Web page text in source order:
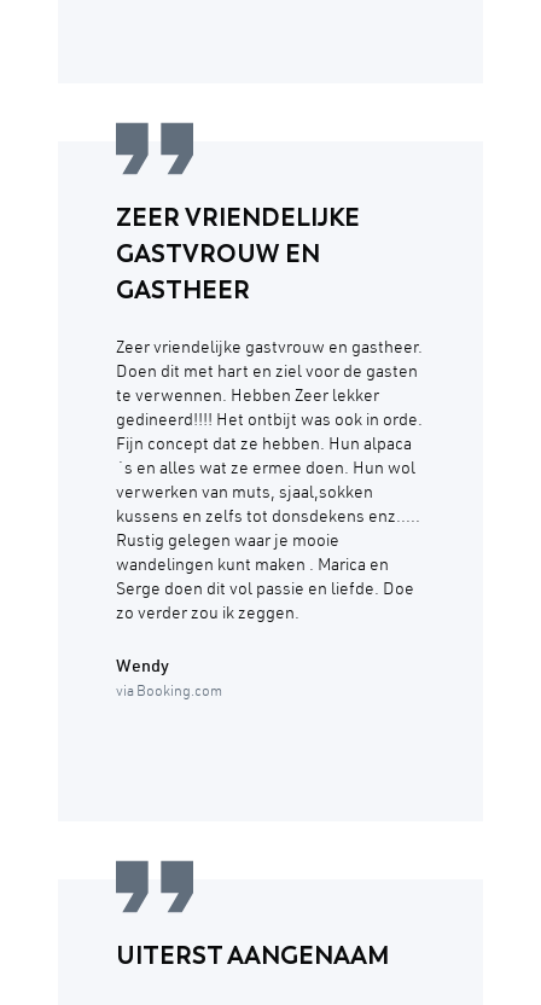
ZEER VRIENDELIJKE
GASTVROUW EN
GASTHEER
Zeer vriendelijke gastvrouw en gastheer.
Doen dit met hart en ziel voor de gasten
te verwennen. Hebben Zeer lekker
gedineerd!!!! Het ontbijt was ook in orde.
Fijn concept dat ze hebben. Hun alpaca
´s en alles wat ze ermee doen. Hun wol
verwerken van muts, sjaal,sokken
kussens en zelfs tot donsdekens enz.....
Rustig gelegen waar je mooie
wandelingen kunt maken . Marica en
Serge doen dit vol passie en liefde. Doe
zo verder zou ik zeggen.
Wendy
via Booking.com
UITERST AANGENAAM